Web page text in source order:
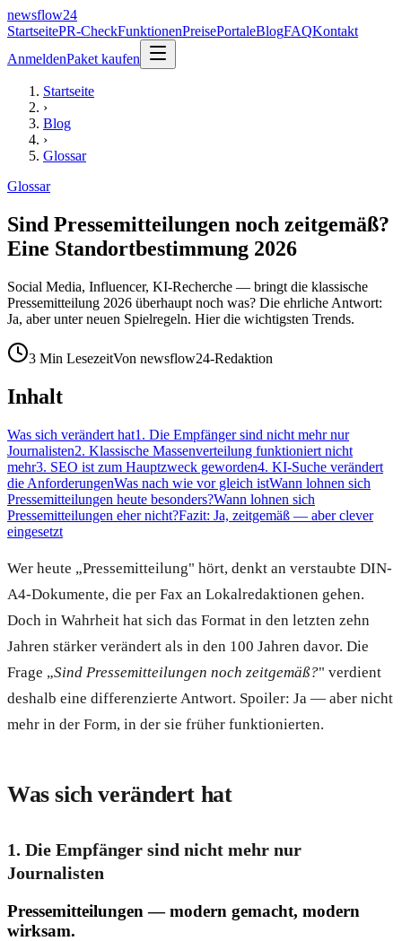
newsflow24
StartseitePR-CheckFunktionenPreisePortaleBlogFAQKontakt
AnmeldenPaket kaufen
Startseite
›
Blog
›
Glossar
Glossar
Sind Pressemitteilungen noch zeitgemäß?
Eine Standortbestimmung 2026
Social Media, Influencer, KI-Recherche — bringt die klassische
Pressemitteilung 2026 überhaupt noch was? Die ehrliche Antwort:
Ja, aber unter neuen Spielregeln. Hier die wichtigsten Trends.
3 Min LesezeitVon newsflow24-Redaktion
Inhalt
Was sich verändert hat1. Die Empfänger sind nicht mehr nur
Journalisten2. Klassische Massenverteilung funktioniert nicht
mehr3. SEO ist zum Hauptzweck geworden4. KI-Suche verändert
die AnforderungenWas nach wie vor gleich istWann lohnen sich
Pressemitteilungen heute besonders?Wann lohnen sich
Pressemitteilungen eher nicht?Fazit: Ja, zeitgemäß — aber clever
eingesetzt
Wer heute „Pressemitteilung" hört, denkt an verstaubte DIN-
A4-Dokumente, die per Fax an Lokalredaktionen gehen.
Doch in Wahrheit hat sich das Format in den letzten zehn
Jahren stärker verändert als in den 100 Jahren davor. Die
Frage „Sind Pressemitteilungen noch zeitgemäß?" verdient
deshalb eine differenzierte Antwort. Spoiler: Ja — aber nicht
mehr in der Form, in der sie früher funktionierten.
Was sich verändert hat
1. Die Empfänger sind nicht mehr nur
Journalisten
Pressemitteilungen — modern gemacht, modern
wirksam.